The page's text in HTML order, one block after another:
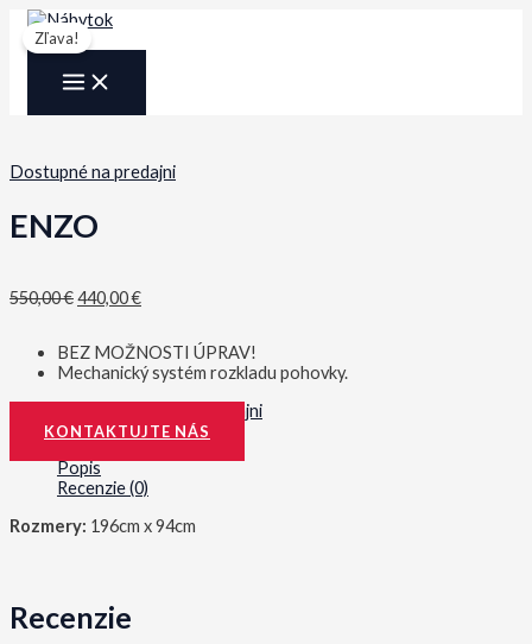
Preskočiť
obsah
MAIN
MENU
Zľava!
Dostupné na predajni
ENZO
550,00€Original
550,00 €.
440,00€Current
440,00 €.
BEZ MOŽNOSTI ÚPRAV!
Mechanický systém rozkladu pohovky.
Dostupné na predajni
KONTAKTUJTE NÁS
Popis
Recenzie (0)
Rozmery: 196cm x 94cm
Recenzie